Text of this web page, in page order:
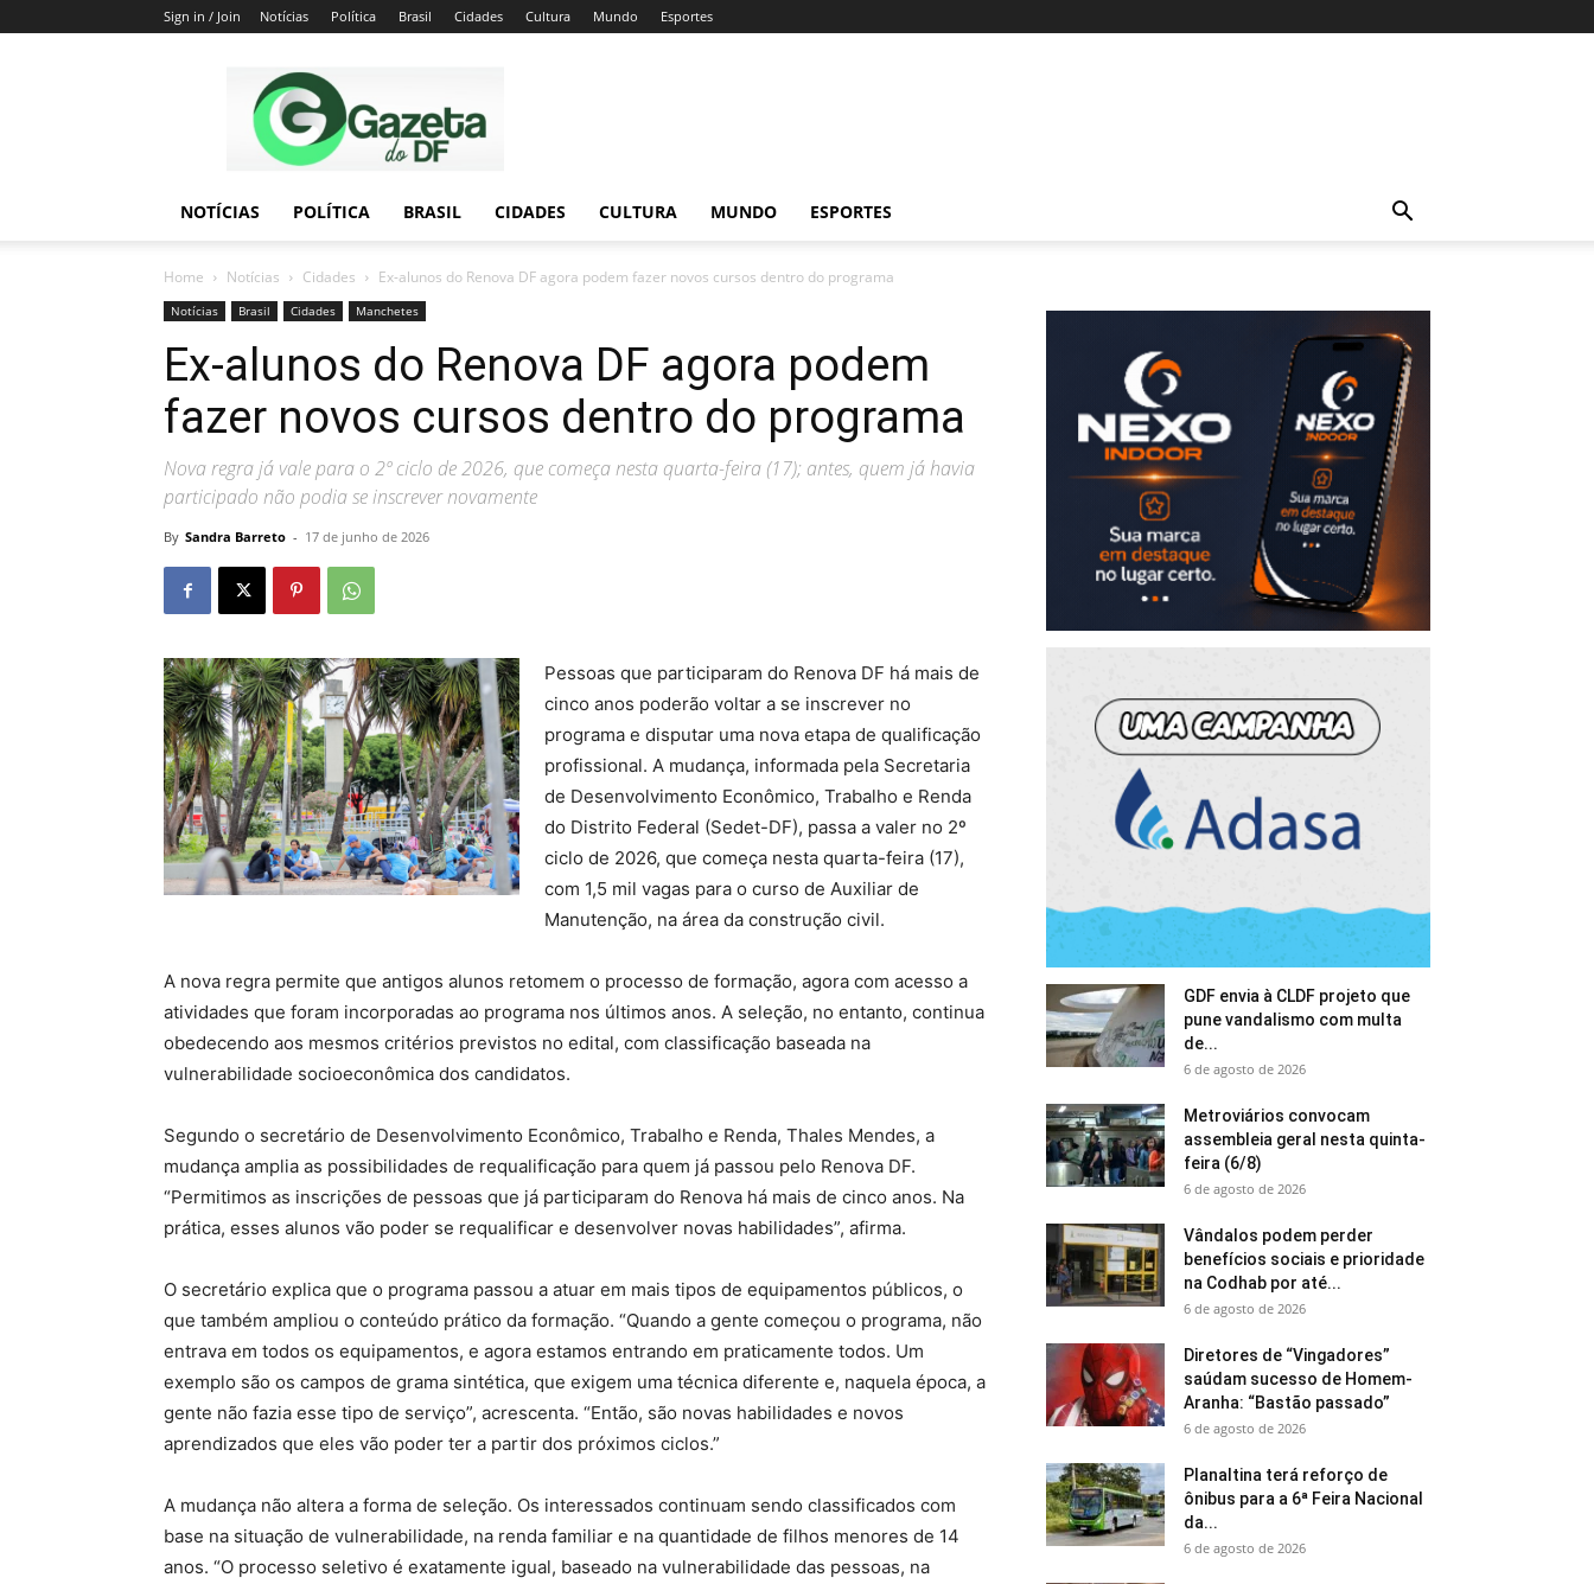
Sign in / Join Notícias Política Brasil Cidades Cultura Mundo Esportes
do
DF
NOTÍCIAS POLÍTICA BRASIL CIDADES CULTURA MUNDO ESPORTES
Home Notícias Cidades Ex-alunos do Renova DF agora podem fazer novos cursos dentro do programa
Notícias Brasil Cidades Manchetes
Ex-alunos do Renova DF agora podem
fazer novos cursos dentro do programa
Nova regra já vale para o 2º ciclo de 2026, que começa nesta quarta-feira (17); antes, quem já havia
participado não podia se inscrever novamente
By Sandra Barreto - 17 de junho de 2026
Pessoas que participaram do Renova DF há mais de
cinco anos poderão voltar a se inscrever no
programa e disputar uma nova etapa de qualificação
profissional. A mudança, informada pela Secretaria
de Desenvolvimento Econômico, Trabalho e Renda
do Distrito Federal (Sedet-DF), passa a valer no 2º
ciclo de 2026, que começa nesta quarta-feira (17),
com 1,5 mil vagas para o curso de Auxiliar de
Manutenção, na área da construção civil.
A nova regra permite que antigos alunos retomem o processo de formação, agora com acesso a
atividades que foram incorporadas ao programa nos últimos anos. A seleção, no entanto, continua
obedecendo aos mesmos critérios previstos no edital, com classificação baseada na
vulnerabilidade socioeconômica dos candidatos.
Segundo o secretário de Desenvolvimento Econômico, Trabalho e Renda, Thales Mendes, a
mudança amplia as possibilidades de requalificação para quem já passou pelo Renova DF.
“Permitimos as inscrições de pessoas que já participaram do Renova há mais de cinco anos. Na
prática, esses alunos vão poder se requalificar e desenvolver novas habilidades”, afirma.
O secretário explica que o programa passou a atuar em mais tipos de equipamentos públicos, o
que também ampliou o conteúdo prático da formação. “Quando a gente começou o programa, não
entrava em todos os equipamentos, e agora estamos entrando em praticamente todos. Um
exemplo são os campos de grama sintética, que exigem uma técnica diferente e, naquela época, a
gente não fazia esse tipo de serviço”, acrescenta. “Então, são novas habilidades e novos
aprendizados que eles vão poder ter a partir dos próximos ciclos.”
A mudança não altera a forma de seleção. Os interessados continuam sendo classificados com
base na situação de vulnerabilidade, na renda familiar e na quantidade de filhos menores de 14
anos. “O processo seletivo é exatamente igual, baseado na vulnerabilidade das pessoas, na
GDF envia à CLDF projeto que
pune vandalismo com multa
de...
6 de agosto de 2026
Metroviários convocam
assembleia geral nesta quinta-
feira (6/8)
6 de agosto de 2026
Vândalos podem perder
benefícios sociais e prioridade
na Codhab por até...
6 de agosto de 2026
Diretores de “Vingadores”
saúdam sucesso de Homem-
Aranha: “Bastão passado”
6 de agosto de 2026
Planaltina terá reforço de
ônibus para a 6ª Feira Nacional
da...
6 de agosto de 2026